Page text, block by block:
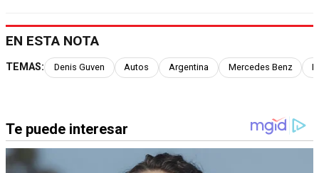
EN ESTA NOTA
TEMAS: Denis Guven Autos Argentina Mercedes Benz